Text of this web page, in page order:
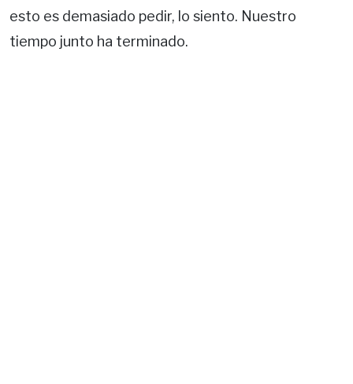
esto es demasiado pedir, lo siento. Nuestro
tiempo junto ha terminado.